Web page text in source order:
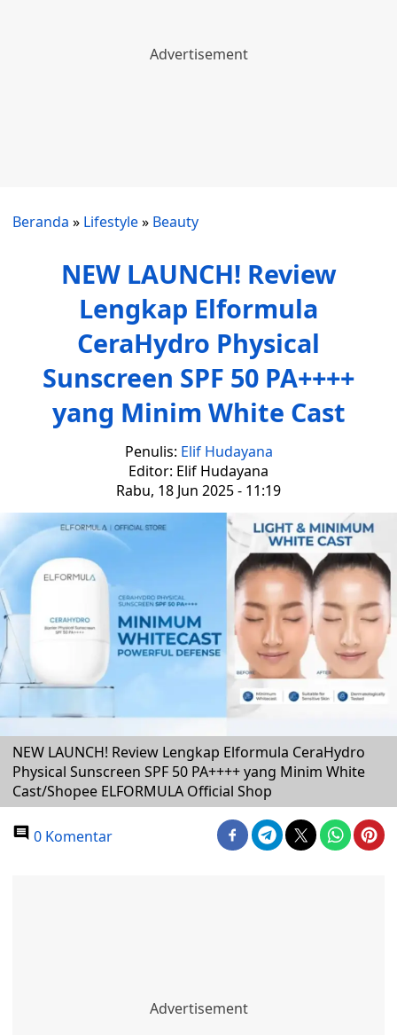
Beranda » Lifestyle» Beauty
NEW LAUNCH! Review
Lengkap Elformula
CeraHydro Physical
Sunscreen SPF 50 PA++++
yang Minim White Cast
Penulis: Elif Hudayana
Editor: Elif Hudayana
Rabu, 18 Jun 2025 - 11:19
NEW LAUNCH! Review Lengkap Elformula CeraHydro
Physical Sunscreen SPF 50 PA++++ yang Minim White
Cast/Shopee ELFORMULA Official Shop
0 Komentar